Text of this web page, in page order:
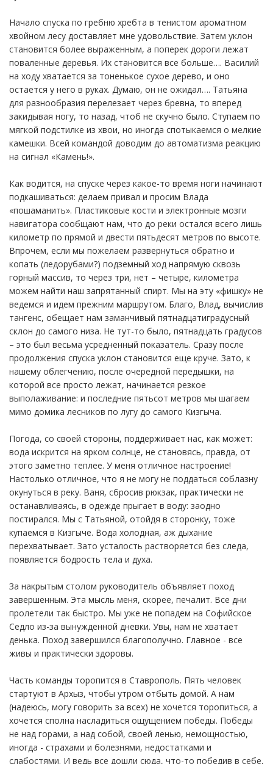
Начало спуска по гребню хребта в тенистом ароматном
хвойном лесу доставляет мне удовольствие. Затем уклон
становится более выраженным, а поперек дороги лежат
поваленные деревья. Их становится все больше…. Василий
на ходу хватается за тоненькое сухое дерево, и оно
остается у него в руках. Думаю, он не ожидал…. Татьяна
для разнообразия перелезает через бревна, то вперед
закидывая ногу, то назад, чтоб не скучно было. Ступаем по
мягкой подстилке из хвои, но иногда спотыкаемся о мелкие
камешки. Всей командой доводим до автоматизма реакцию
на сигнал «Камень!».
Как водится, на спуске через какое-то время ноги начинают
подкашиваться: делаем привал и просим Влада
«пошаманить». Пластиковые кости и электронные мозги
навигатора сообщают нам, что до реки остался всего лишь
километр по прямой и двести пятьдесят метров по высоте.
Впрочем, если мы пожелаем развернуться обратно и
копать (ледорубами?) подземный ход напрямую сквозь
горный массив, то через три, нет – четыре, километра
можем найти наш запрятанный спирт. Мы на эту «фишку» не
ведемся и идем прежним маршрутом. Благо, Влад, вычислив
тангенс, обещает нам заманчивый пятнадцатиградусный
склон до самого низа. Не тут-то было, пятнадцать градусов
– это был весьма усредненный показатель. Сразу после
продолжения спуска уклон становится еще круче. Зато, к
нашему облегчению, после очередной передышки, на
которой все просто лежат, начинается резкое
выполаживание: и последние пятьсот метров мы шагаем
мимо домика лесников по лугу до самого Кизгыча.
Погода, со своей стороны, поддерживает нас, как может:
вода искрится на ярком солнце, не становясь, правда, от
этого заметно теплее. У меня отличное настроение!
Настолько отличное, что я не могу не поддаться соблазну
окунуться в реку. Ваня, сбросив рюкзак, практически не
останавливаясь, в одежде прыгает в воду: заодно
постирался. Мы с Татьяной, отойдя в сторонку, тоже
купаемся в Кизгыче. Вода холодная, аж дыхание
перехватывает. Зато усталость растворяется без следа,
появляется бодрость тела и духа.
За накрытым столом руководитель объявляет поход
завершенным. Эта мысль меня, скорее, печалит. Все дни
пролетели так быстро. Мы уже не попадем на Софийское
Седло из-за вынужденной дневки. Увы, нам не хватает
денька. Поход завершился благополучно. Главное - все
живы и практически здоровы.
Часть команды торопится в Ставрополь. Пять человек
стартуют в Архыз, чтобы утром отбыть домой. А нам
(надеюсь, могу говорить за всех) не хочется торопиться, а
хочется сполна насладиться ощущением победы. Победы
не над горами, а над собой, своей ленью, немощностью,
иногда - страхами и болезнями, недостатками и
слабостями. И ведь все дошли сюда, что-то победив в себе,